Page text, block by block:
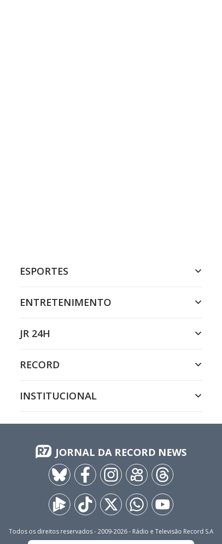
ESPORTES
ENTRETENIMENTO
JR 24H
RECORD
INSTITUCIONAL
JORNAL DA RECORD NEWS
Todos os direitos reservados - 2009-2026- Rádio e Televisão Record S.A